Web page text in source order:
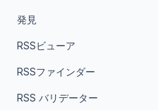
発見
RSSビューア
RSSファインダー
RSS バリデーター